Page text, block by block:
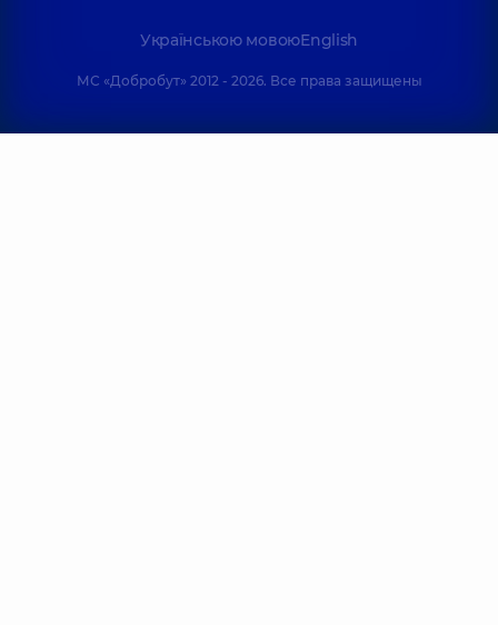
Українською мовоюEnglish
МС «Добробут» 2012 - 2026. Все права защищены